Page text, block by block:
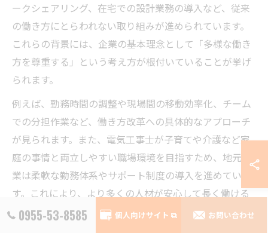
ークシェアリング、在宅での設計業務の導入など、従来
の働き方にとらわれない取り組みが進められています。
これらの背景には、企業の基本理念として「多様な働き
方を尊重する」という考え方が根付いていることが挙げ
られます。
例えば、勤務時間の調整や現場間の移動効率化、チーム
での分担作業など、働き方改革への具体的なアプローチ
が見られます。また、電気工事士が子育てや介護など家
庭の事情と両立しやすい職場環境を目指すため、地元企
業は柔軟な勤務体系やサポート制度の導入を進めていま
す。これにより、より多くの人材が安心して長く働ける
環境が整いつつあります。
0955-53-8585 個人向けサイト お問い合わせ